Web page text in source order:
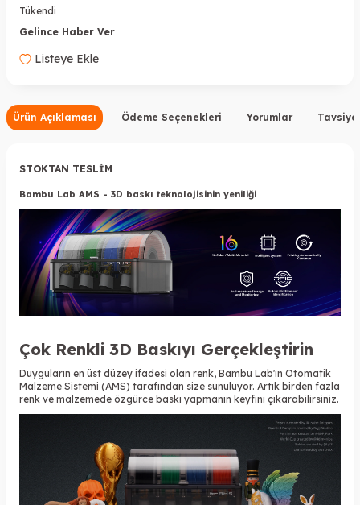
Tükendi
Gelince Haber Ver
Listeye Ekle
Ürün Açıklaması Ödeme Seçenekleri Yorumlar Tavsiye
STOKTAN TESLİM
Bambu Lab AMS - 3D baskı teknolojisinin yeniliği
Çok Renkli 3D Baskıyı Gerçekleştirin
Duyguların en üst düzey ifadesi olan renk, Bambu Lab'ın Otomatik
Malzeme Sistemi (AMS) tarafından size sunuluyor. Artık birden fazla
renk ve malzemede özgürce baskı yapmanın keyfini çıkarabilirsiniz.